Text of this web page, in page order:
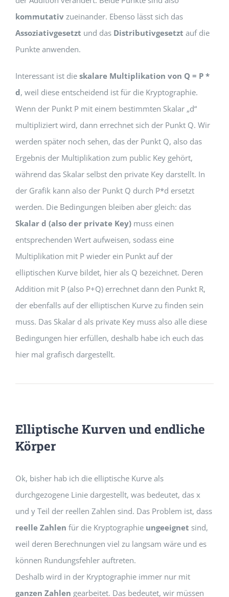
kommutativ zueinander. Ebenso lässt sich das
Assoziativgesetzt und das Distributivgesetzt auf die
Punkte anwenden.
Interessant ist die skalare Multiplikation von Q = P *
d, weil diese entscheidend ist für die Kryptographie.
Wenn der Punkt P mit einem bestimmten Skalar „d“
multipliziert wird, dann errechnet sich der Punkt Q. Wir
werden später noch sehen, das der Punkt Q, also das
Ergebnis der Multiplikation zum public Key gehört,
während das Skalar selbst den private Key darstellt. In
der Grafik kann also der Punkt Q durch P*d ersetzt
werden. Die Bedingungen bleiben aber gleich: das
Skalar d (also der private Key) muss einen
entsprechenden Wert aufweisen, sodass eine
Multiplikation mit P wieder ein Punkt auf der
elliptischen Kurve bildet, hier als Q bezeichnet. Deren
Addition mit P (also P+Q) errechnet dann den Punkt R,
der ebenfalls auf der elliptischen Kurve zu finden sein
muss. Das Skalar d als private Key muss also alle diese
Bedingungen hier erfüllen, deshalb habe ich euch das
hier mal grafisch dargestellt.
Elliptische Kurven und endliche
Körper
Ok, bisher hab ich die elliptische Kurve als
durchgezogene Linie dargestellt, was bedeutet, das x
und y Teil der reellen Zahlen sind. Das Problem ist, dass
reelle Zahlen für die Kryptographie ungeeignet sind,
weil deren Berechnungen viel zu langsam wäre und es
können Rundungsfehler auftreten.
Deshalb wird in der Kryptographie immer nur mit
ganzen Zahlen gearbeitet. Das bedeutet, wir müssen